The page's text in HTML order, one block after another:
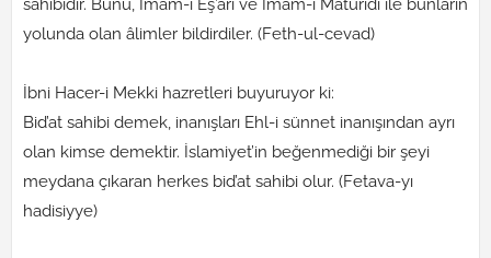
sahibidir. Bunu, İmam-ı Eş’ari ve İmam-ı Matüridi ile bunların
yolunda olan âlimler bildirdiler. (Feth-ul-cevad)
İbni Hacer-i Mekki hazretleri buyuruyor ki:
Bid’at sahibi demek, inanışları Ehl-i sünnet inanışından ayrı
olan kimse demektir. İslamiyet’in beğenmediği bir şeyi
meydana çıkaran herkes bid’at sahibi olur. (Fetava-yı
hadisiyye)